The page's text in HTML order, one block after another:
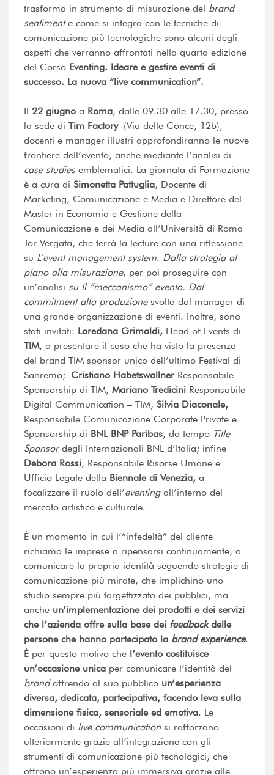
trasforma in strumento di misurazione del brand
sentimente come si integra con le tecniche di
comunicazione più tecnologiche sono alcuni degli
aspetti che verranno affrontati nella quarta edizione
del Corso Eventing. Ideare e gestire eventi di
successo. La nuova “live communication”.
Il 22 giugno a Roma, dalle 09.30 alle 17.30, presso
la sede di Tim Factory(Via delle Conce, 12b),
docenti e manager illustri approfondiranno le nuove
frontiere dell’evento, anche mediante l’analisi di
case studiesemblematici. La giornata di Formazione
è a cura di Simonetta Pattuglia, Docente di
Marketing, Comunicazione e Media e Direttore del
Master in Economia e Gestione della
Comunicazione e dei Media all’Università di Roma
Tor Vergata, che terrà la lecture con una riflessione
su L’event management system. Dalla strategia al
piano alla misurazione, per poi proseguire con
un’analisi su Il “meccanismo” evento. Dal
commitment alla produzionesvolta dal manager di
una grande organizzazione di eventi. Inoltre, sono
stati invitati: Loredana Grimaldi, Head of Events di
TIM, a presentare il caso che ha visto la presenza
del brand TIM sponsor unico dell’ultimo Festival di
Sanremo; Cristiano Habetswallner Responsabile
Sponsorship di TIM, Mariano Tredicini Responsabile
Digital Communication – TIM, Silvia Diaconale,
Responsabile Comunicazione Corporate Private e
Sponsorship di BNL BNP Paribas, da tempo Title
Sponsor degli Internazionali BNL d’Italia; infine
Debora Rossi, Responsabile Risorse Umane e
Ufficio Legale della Biennale di Venezia, a
focalizzare il ruolo dell’eventingall’interno del
mercato artistico e culturale.
È un momento in cui l’“infedeltà” del cliente
richiama le imprese a ripensarsi continuamente, a
comunicare la propria identità seguendo strategie di
comunicazione più mirate, che implichino uno
studio sempre più targettizzato dei pubblici, ma
anche un’implementazione dei prodotti e dei servizi
che l’azienda offre sulla base dei feedbackdelle
persone che hanno partecipato la brand experience.
È per questo motivo che l’evento costituisce
un’occasione unica per comunicare l’identità del
brandoffrendo al suo pubblico un’esperienza
diversa, dedicata, partecipativa, facendo leva sulla
dimensione fisica, sensoriale ed emotiva. Le
occasioni di live communication si rafforzano
ulteriormente grazie all’integrazione con gli
strumenti di comunicazione più tecnologici, che
offrono un’esperienza più immersiva grazie alle